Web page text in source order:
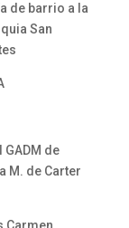
de barrio a la
San
de
M. de Carter